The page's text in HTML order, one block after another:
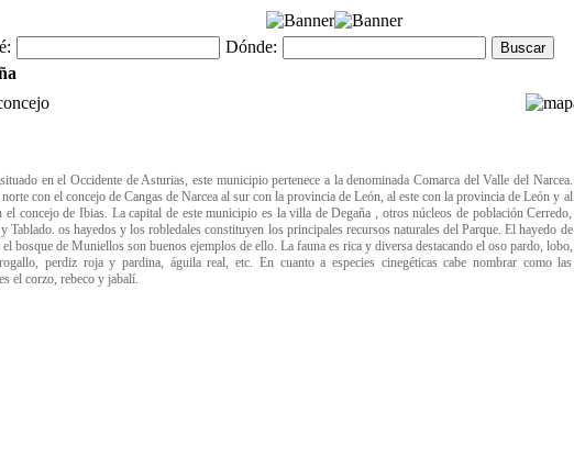
Dónde:
en el Occidente de Asturias, este municipio pertenece a la denominada Comarca del Valle del Narcea.
con el concejo de Cangas de Narcea al sur con la provincia de León, al este con la provincia de León y al
el concejo de Ibias. La capital de este municipio es la villa de Degaña , otros núcleos de población Cerredo,
Tablado. os hayedos y los robledales constituyen los principales recursos naturales del Parque. El hayedo de
bosque de Muniellos son buenos ejemplos de ello. La fauna es rica y diversa destacando el oso pardo, lobo,
perdiz roja y pardina, águila real, etc. En cuanto a especies cinegéticas cabe nombrar como las
el corzo, rebeco y jabalí.